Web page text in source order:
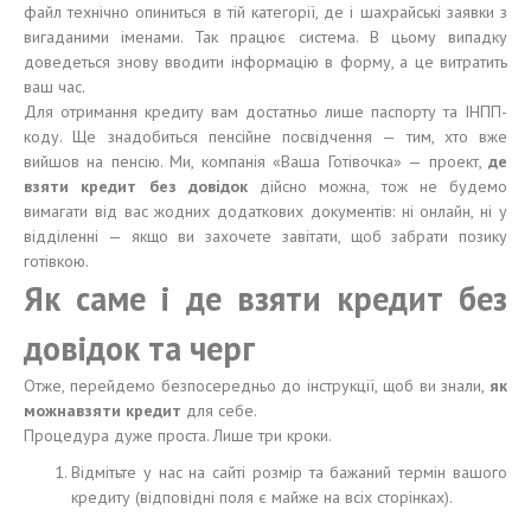
файл технічно опиниться в тій категорії, де і шахрайські заявки з
вигаданими іменами. Так працює система. В цьому випадку
доведеться знову вводити інформацію в форму, а це витратить
ваш час.
Для отримання кредиту вам достатньо лише паспорту та ІНПП-
коду. Ще знадобиться пенсійне посвідчення — тим, хто вже
вийшов на пенсію. Ми, компанія «Ваша Готівочка» — проект, де
взяти кредит без довідок дійсно можна, тож не будемо
вимагати від вас жодних додаткових документів: ні онлайн, ні у
відділенні — якщо ви захочете завітати, щоб забрати позику
готівкою.
Як саме і де взяти кредит без
довідок та черг
Отже, перейдемо безпосередньо до інструкції, щоб ви знали, як
можнавзяти кредит для себе.
Процедура дуже проста. Лише три кроки.
Відмітьте у нас на сайті розмір та бажаний термін вашого
кредиту (відповідні поля є майже на всіх сторінках).